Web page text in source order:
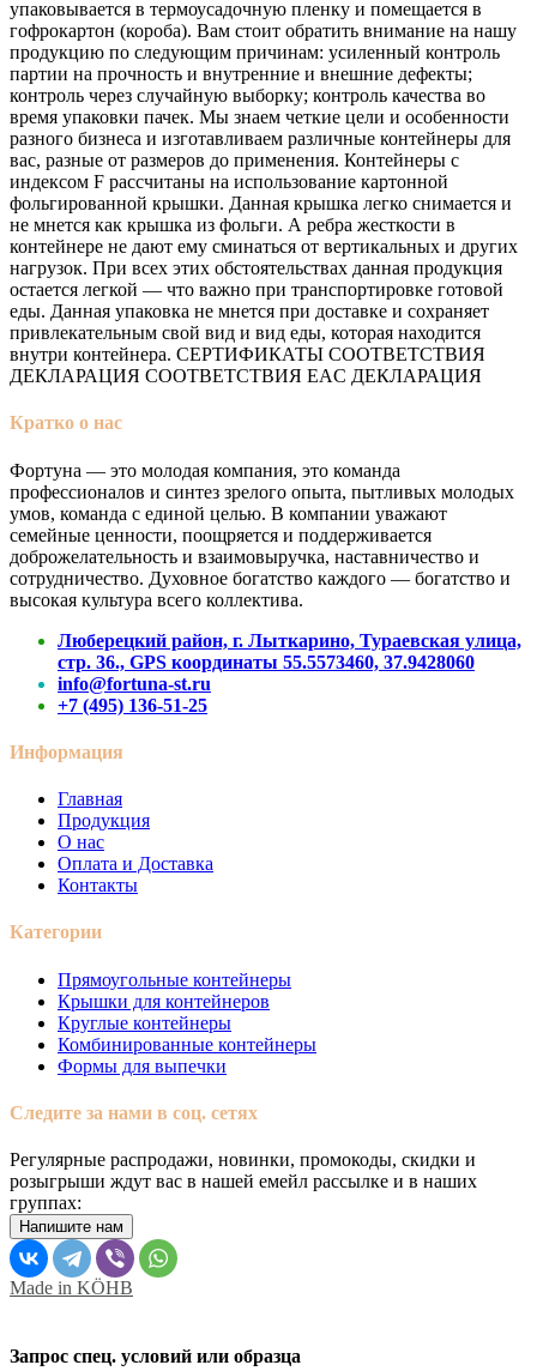
упаковывается в термоусадочную пленку и помещается в
гофрокартон (короба). Вам стоит обратить внимание на нашу
продукцию по следующим причинам: усиленный контроль
партии на прочность и внутренние и внешние дефекты;
контроль через случайную выборку; контроль качества во
время упаковки пачек. Мы знаем четкие цели и особенности
разного бизнеса и изготавливаем различные контейнеры для
вас, разные от размеров до применения. Контейнеры с
индексом F рассчитаны на использование картонной
фольгированной крышки. Данная крышка легко снимается и
не мнется как крышка из фольги. А ребра жесткости в
контейнере не дают ему сминаться от вертикальных и других
нагрузок. При всех этих обстоятельствах данная продукция
остается легкой — что важно при транспортировке готовой
еды. Данная упаковка не мнется при доставке и сохраняет
привлекательным свой вид и вид еды, которая находится
внутри контейнера. СЕРТИФИКАТЫ СООТВЕТСТВИЯ
ДЕКЛАРАЦИЯ СООТВЕТСТВИЯ EAC ДЕКЛАРАЦИЯ
Кратко о нас
Фортуна — это молодая компания, это команда
профессионалов и синтез зрелого опыта, пытливых молодых
умов, команда с единой целью. В компании уважают
семейные ценности, поощряется и поддерживается
доброжелательность и взаимовыручка, наставничество и
сотрудничество. Духовное богатство каждого — богатство и
высокая культура всего коллектива.
Люберецкий район, г. Лыткарино, Тураевская улица,
стр. 36., GPS координаты 55.5573460, 37.9428060
info@fortuna-st.ru
+7 (495) 136-51-25
Информация
Главная
Продукция
О нас
Оплата и Доставка
Контакты
Категории
Прямоугольные контейнеры
Крышки для контейнеров
Круглые контейнеры
Комбинированные контейнеры
Формы для выпечки
Следите за нами в соц. сетях
Регулярные распродажи, новинки, промокоды, скидки и
розыгрыши ждут вас в нашей емейл рассылке и в наших
группах:
Напишите нам
Made in KÖHB
Запрос спец. условий или образца